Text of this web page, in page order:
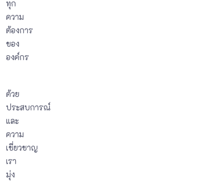
ทุก
ความ
ต้องการ
ของ
องค์กร
ด้วย
ประสบการณ์
และ
ความ
เชี่ยวชาญ
เรา
มุ่ง